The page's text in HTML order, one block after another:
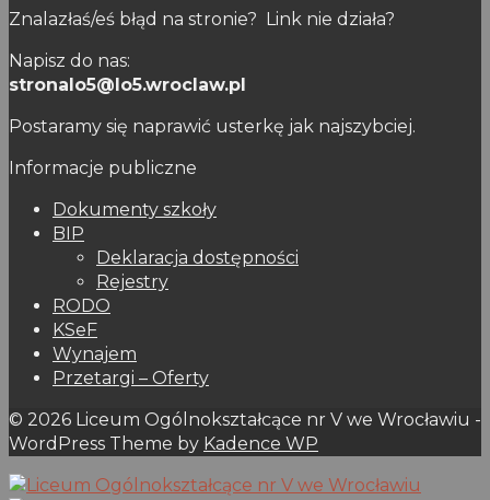
Znalazłaś/eś błąd na stronie? Link nie działa?
Napisz do nas:
stronalo5@lo5.wroclaw.pl
Postaramy się naprawić usterkę jak najszybciej.
Informacje publiczne
Dokumenty szkoły
BIP
Deklaracja dostępności
Rejestry
RODO
KSeF
Wynajem
Przetargi – Oferty
© 2026 Liceum Ogólnokształcące nr V we Wrocławiu -
WordPress Theme by Kadence WP